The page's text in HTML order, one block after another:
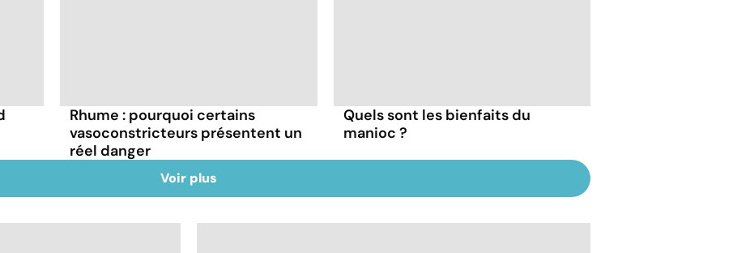
Rhume : pourquoi certains
vasoconstricteurs présentent un
réel danger
Quels sont les bienfaits du
manioc ?
Voir plus